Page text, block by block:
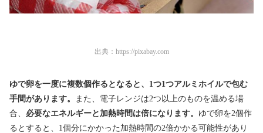
出典： https://pixabay.com
ゆで卵を一度に複数個作るとなると、1つ1つアルミホイルで包む
手間があります。
また、電子レンジは2つ以上のものを温める場
合、 必要なエネルギーと加熱時間は倍になります。 ゆで卵を2個作
るとすると、1個分にかかった加熱時間の2倍かかる可能性があり